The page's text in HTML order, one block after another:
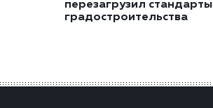
перезагрузил стандарты
градостроительства